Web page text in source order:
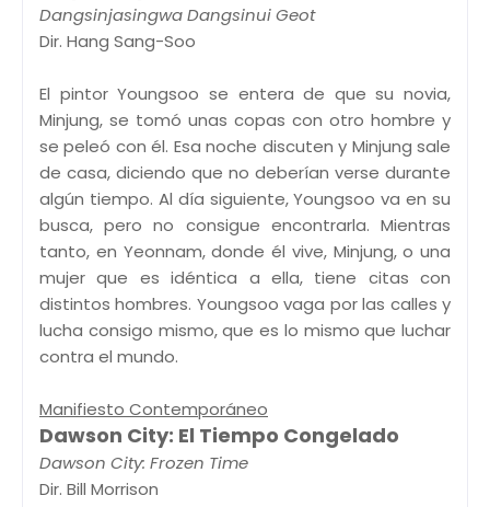
Dangsinjasingwa Dangsinui Geot
Dir. Hang Sang-Soo
El pintor Youngsoo se entera de que su novia,
Minjung, se tomó unas copas con otro hombre y
se peleó con él. Esa noche discuten y Minjung sale
de casa, diciendo que no deberían verse durante
algún tiempo. Al día siguiente, Youngsoo va en su
busca, pero no consigue encontrarla. Mientras
tanto, en Yeonnam, donde él vive, Minjung, o una
mujer que es idéntica a ella, tiene citas con
distintos hombres. Youngsoo vaga por las calles y
lucha consigo mismo, que es lo mismo que luchar
contra el mundo.
Manifiesto Contemporáneo
Dawson City: El Tiempo Congelado
Dawson City: Frozen Time
Dir. Bill Morrison